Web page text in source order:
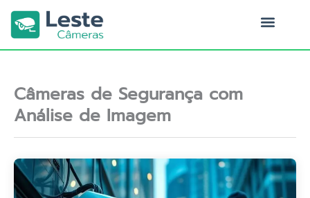
para
conteúdo
Câmeras de Segurança com
Análise de Imagem